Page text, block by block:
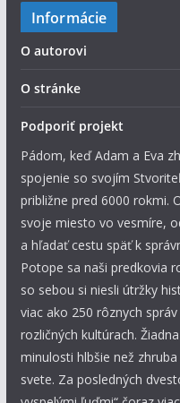
Informácie
O autorovi
O stránke
Podporiť projekt
Pádom, keď Adam a Eva
spojenie so svojím
približne pred 6000 rokmi.
svoje miesto vo vesmíre,
a hľadať cestu späť k
Potope sa naši predkovia
so sebou si niesli útržky
viac ako 250 rôznych
rozličných kultúrach.
minulosti hlbšie než
svete. Za posledných